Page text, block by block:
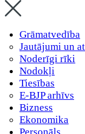
Grāmatvedība
Jautājumi un
Noderīgi rīki
Nodokļi
Tiesības
E-BJP arhīvs
Bizness
Ekonomika